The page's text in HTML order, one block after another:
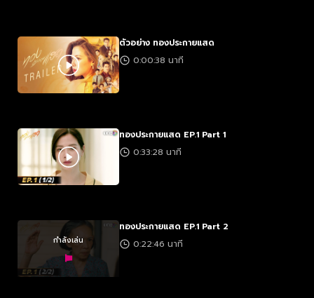
ตัวอย่าง ทองประกายแสด
0:00:38 นาที
ทองประกายแสด EP.1 Part 1
0:33:28 นาที
กำลังเล่น
ทองประกายแสด EP.1 Part 2
0:22:46 นาที